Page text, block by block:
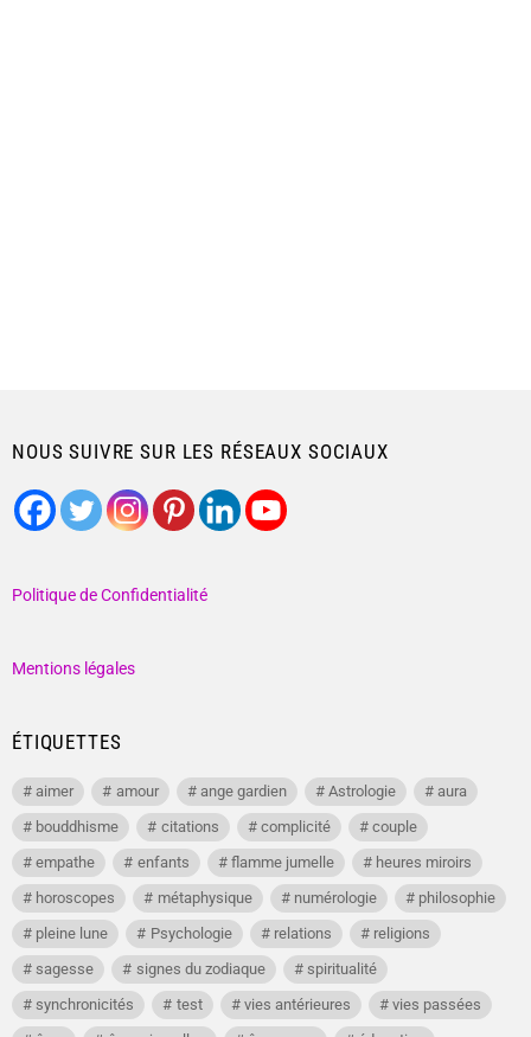
NOUS SUIVRE SUR LES RÉSEAUX SOCIAUX
Politique de Confidentialité
Mentions légales
ÉTIQUETTES
aimer amour ange gardien Astrologie
aura
bouddhisme
citations complicité
couple
empathe
enfants flamme jumelle
heures miroirs
horoscopes
métaphysique numérologie
philosophie
pleine lune
Psychologie relations
religions
sagesse
signes du zodiaque
spiritualité
synchronicités
test vies antérieures
vies passées